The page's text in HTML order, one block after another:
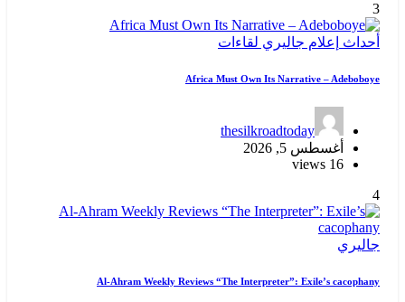
3
أحداث إعلام جاليري لقاءات
Africa Must Own Its Narrative – Adeboboye
thesilkroadtoday
أغسطس 5, 2026
16 views
4
جاليري
Al-Ahram Weekly Reviews “The Interpreter”: Exile’s cacophany